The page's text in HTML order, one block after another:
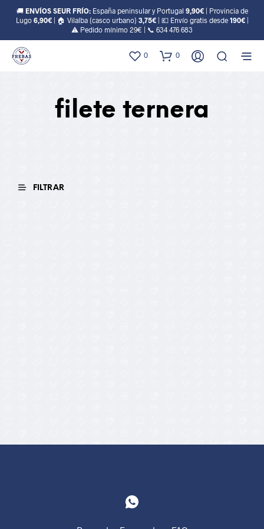
🚚 ENVÍOS SEUR FRÍO:España peninsular y Portugal 9,90€| Provincia de
Lugo 6,90€| 🏠 Vilalba (casco urbano) 3,75€| 💶 Envío gratis desde 190€|
⚠️ Pedido mínimo 29€ | 📞 634 476 683
0 0
filete ternera
FILTRAR